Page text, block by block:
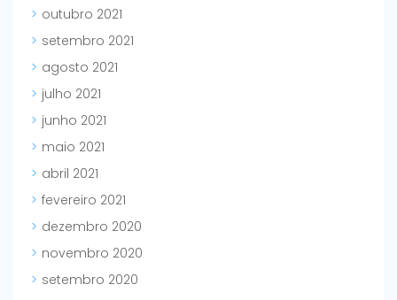
outubro 2021
setembro 2021
agosto 2021
julho 2021
junho 2021
maio 2021
abril 2021
fevereiro 2021
dezembro 2020
novembro 2020
setembro 2020